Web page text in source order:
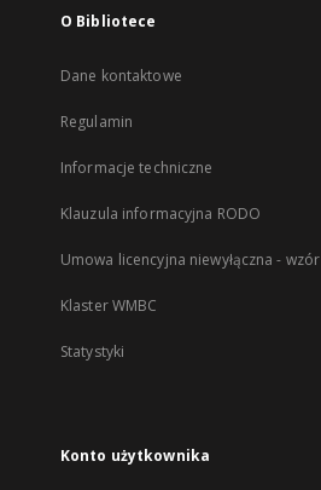
O Bibliotece
Dane kontaktowe
Regulamin
Informacje techniczne
Klauzula informacyjna RODO
Umowa licencyjna niewyłączna - wzór
Klaster WMBC
Statystyki
Konto użytkownika